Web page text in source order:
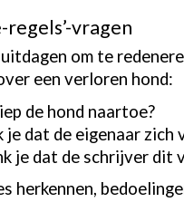
regels’-vragen
om te
een verloren hond:
de hond naartoe?
dat de eigenaar
je dat de schrijver dit
herkennen,